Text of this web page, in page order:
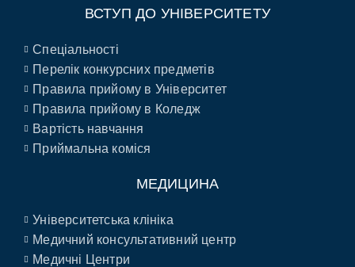
ВСТУП ДО УНІВЕРСИТЕТУ
Спеціальності
Перелік конкурсних предметів
Правила прийому в Університет
Правила прийому в Коледж
Вартість навчання
Приймальна коміся
МЕДИЦИНА
Університетська клініка
Медичний консультативний центр
Медичні Центри